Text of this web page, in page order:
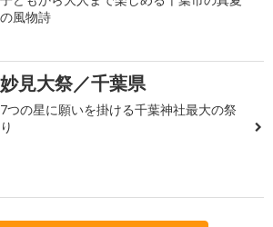
の風物詩
妙見大祭／千葉県
7つの星に願いを掛ける千葉神社最大の祭
り